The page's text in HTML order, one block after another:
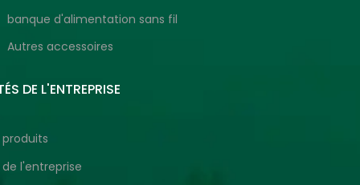
banque d'alimentation sans fil
Autres accessoires
DE L'ENTREPRISE
l'entreprise